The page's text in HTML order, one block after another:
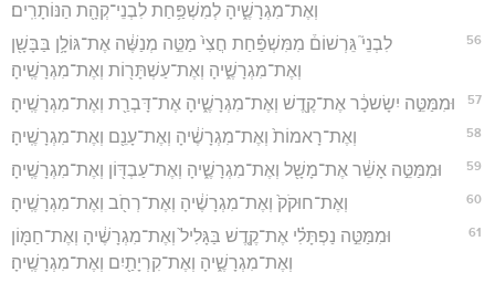
וְאֶת־מִגְרָשֶׁ֑יהָ לְמִשְׁפַּ֥חַת לִבְנֵי־קְהָ֖ת הַנּוֹתָרִֽים׃
56
לִבְנֵי֮ גֵּרְשׁוֹם֒ מִמִּשְׁפַּ֗חַת חֲצִי֙ מַטֵּ֣ה מְנַשֶּׁ֔ה אֶת־גּוֹלָ֥ן בַּבָּשָׁ֖ן
וְאֶת־מִגְרָשֶׁ֑יהָ וְאֶת־עַשְׁתָּר֖וֹת וְאֶת־מִגְרָשֶֽׁיהָ׃
57 וּמִמַּטֵּ֣ה יִשָׂשכָ֔ר אֶת־קֶ֖דֶשׁ וְאֶת־מִגְרָשֶׁ֑יהָ אֶת־דָּבְרַ֖ת וְאֶת־מִגְרָשֶֽׁיהָ׃
58 וְאֶת־רָאמוֹת֙ וְאֶת־מִגְרָשֶׁ֔יהָ וְאֶת־עָנֵ֖ם וְאֶת־מִגְרָשֶֽׁיהָ׃
59 וּמִמַּטֵּ֣ה אָשֵׁ֔ר אֶת־מָשָׁ֖ל וְאֶת־מִגְרָשֶׁ֑יהָ וְאֶת־עַבְדּ֖וֹן וְאֶת־מִגְרָשֶֽׁיהָ׃
60 וְאֶת־חוּקֹק֙ וְאֶת־מִגְרָשֶׁ֔יהָ וְאֶת־רְחֹ֖ב וְאֶת־מִגְרָשֶֽׁיהָ׃
61
וּמִמַּטֵּ֣ה נַפְתָּלִ֗י אֶת־קֶ֤דֶשׁ בַּגָּלִיל֙ וְאֶת־מִגְרָשֶׁ֔יהָ וְאֶת־חַמּ֖וֹן
וְאֶת־מִגְרָשֶׁ֑יהָ וְאֶת־קִרְיָתַ֖יִם וְאֶת־מִגְרָשֶֽׁיהָ׃